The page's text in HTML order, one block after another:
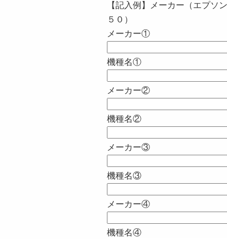
【記入例】メーカー（エプ
５０）
メーカー①
機種名①
メーカー②
機種名②
メーカー③
機種名③
メーカー④
機種名④